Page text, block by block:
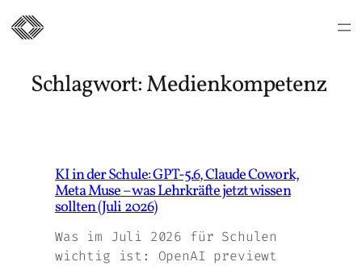
Inhalt
springen
Schlagwort:Medienkompetenz
KI in der Schule: GPT-5.6, Claude Cowork,
Meta Muse – was Lehrkräfte jetzt wissen
sollten (Juli 2026)
Was im Juli 2026 für Schulen
wichtig ist: OpenAI previewt